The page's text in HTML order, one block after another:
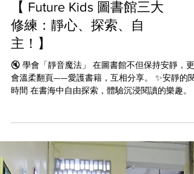
【 Future Kids 圖書館三大
🔇 學會「靜音魔法」 在圖書館不但保持安靜，更
會溫柔翻頁——愛護書籍，互相分享。 ✨安靜的閱